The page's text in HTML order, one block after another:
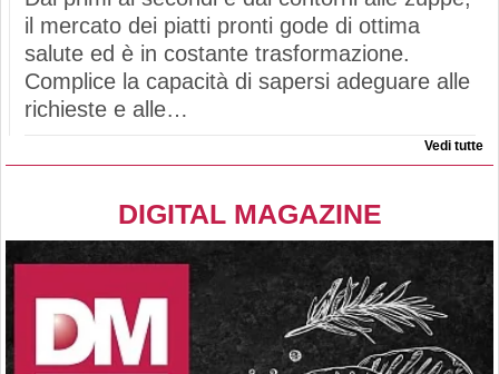
il mercato dei piatti pronti gode di ottima
salute ed è in costante trasformazione.
Complice la capacità di sapersi adeguare alle
richieste e alle…
Vedi tutte
DIGITAL MAGAZINE